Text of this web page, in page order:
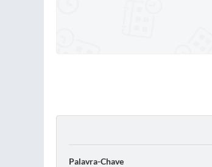
Palavra-Chave